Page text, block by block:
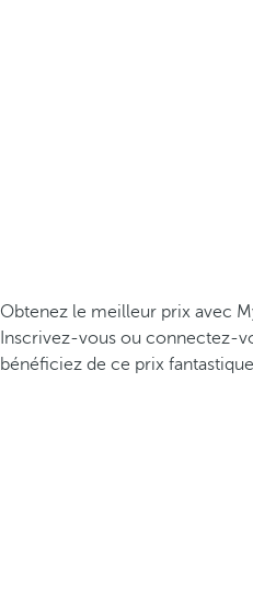
Obtenez le meilleur prix avec
Inscrivez-vous ou connectez-
bénéficiez de ce prix